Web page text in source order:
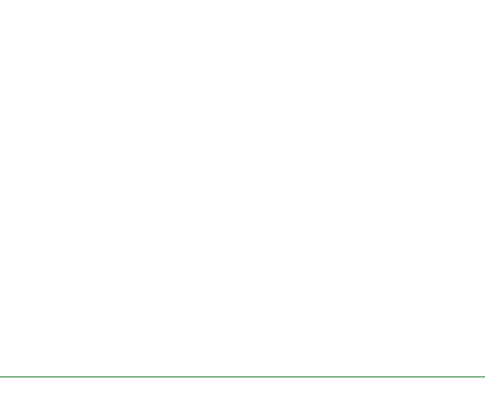
z ktorej uvidíte Martinské hole, pýchy Veľkej Fatry ako je
výhľad na celú Turčiansku kotlinu, je to už len pár minút cesty.
13. storočia bol hrad používaný na administratívne účely, aj
hradu klesol a bol premenovaný na Zniev.
I. Habsburského, respektíve jeho generála Katzianera, v roku
Jeho hlavnú obytnú budovu na konci stredoveku tvorila